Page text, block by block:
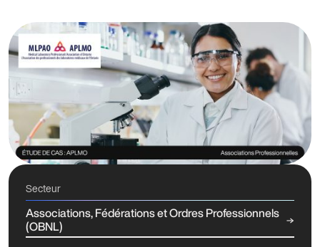
Secteur
Associations, Fédérations et Ordres Professionnels
(OBNL)